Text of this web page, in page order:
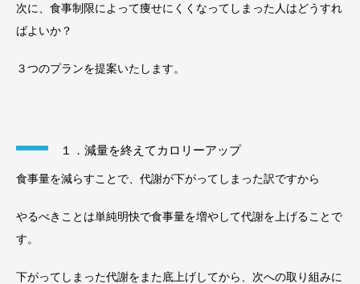
次に、食事制限によって痩せにくくなってしまった人はどうすれ
ばよいか？
３つのプランを提案いたします。
１．減量を終えてカロリーアップ
食事量を減らすことで、代謝が下がってしまった訳ですから
やるべきことは単純明快で食事量を増やして代謝を上げることで
す。
下がってしまった代謝をまた底上げしてから、次への取り組みに